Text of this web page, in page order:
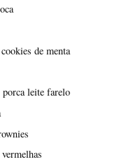
de menta
porca leite farelo